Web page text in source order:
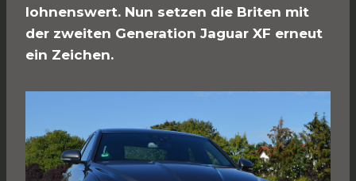
lohnenswert. Nun setzen die Briten mit
der zweiten Generation Jaguar XF erneut
ein Zeichen.